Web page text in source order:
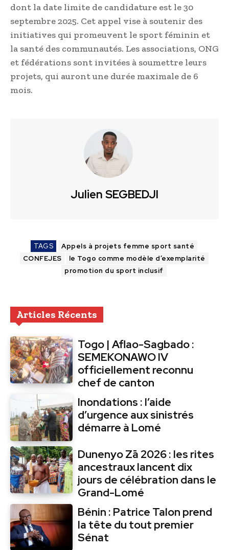
dont la date limite de candidature est le 30
septembre 2025. Cet appel vise à soutenir des
initiatives qui promeuvent le sport féminin et
la santé des communautés. Les associations, ONG
et fédérations sont invitées à soumettre leurs
projets, qui auront une durée maximale de 6
mois.
Julien SEGBEDJI
TAGS
Appels à projets femme sport santé
CONFEJES
le Togo comme modèle d’exemplarité
promotion du sport inclusif
Articles Récents
Togo | Aflao-Sagbado :
SEMEKONAWO IV
officiellement reconnu
chef de canton
Inondations : l’aide
d’urgence aux sinistrés
démarre à Lomé
Dunenyo Zā 2026 : les rites
ancestraux lancent dix
jours de célébration dans le
Grand-Lomé
Bénin : Patrice Talon prend
la tête du tout premier
Sénat